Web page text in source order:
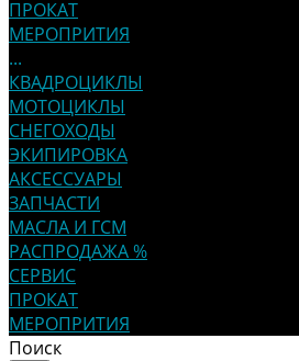
ПРОКАТ
МЕРОПРИТИЯ
...
КВАДРОЦИКЛЫ
МОТОЦИКЛЫ
СНЕГОХОДЫ
ЭКИПИРОВКА
АКСЕССУАРЫ
ЗАПЧАСТИ
МАСЛА И ГСМ
РАСПРОДАЖА %
СЕРВИС
ПРОКАТ
МЕРОПРИТИЯ
Поиск